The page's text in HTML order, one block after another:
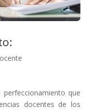
que
docentes de los